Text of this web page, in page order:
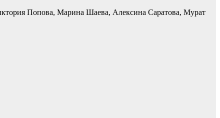
Попова, Марина Шаева, Алексина Саратова, Мурат